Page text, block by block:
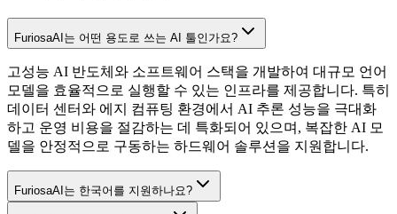
FuriosaAI는 어떤 용도로 쓰는 AI 툴인가요?
고성능 AI 반도체와 소프트웨어 스택을 개발하여 대규모 언어
모델을 효율적으로 실행할 수 있는 인프라를 제공합니다. 특히
데이터 센터와 에지 컴퓨팅 환경에서 AI 추론 성능을 극대화
하고 운영 비용을 절감하는 데 특화되어 있으며, 복잡한 AI 모
델을 안정적으로 구동하는 하드웨어 솔루션을 지원합니다.
FuriosaAI는 한국어를 지원하나요?